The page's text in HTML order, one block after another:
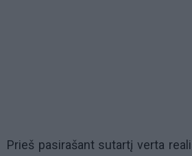
Prieš pasirašant sutartį verta